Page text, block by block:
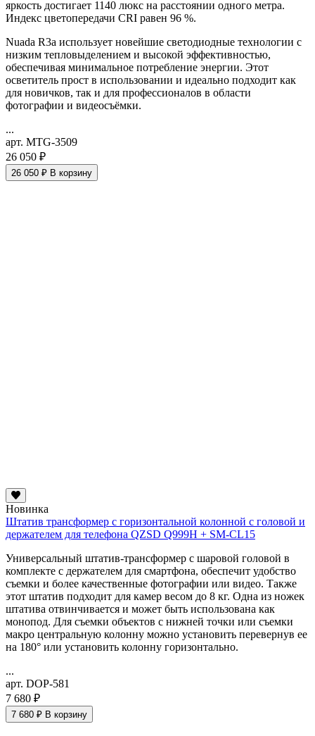
яркость достигает 1140 люкс на расстоянии одного метра.
Индекс цветопередачи CRI равен 96 %.
Nuada R3a использует новейшие светодиодные технологии с
низким тепловыделением и высокой эффективностью,
обеспечивая минимальное потребление энергии. Этот
осветитель прост в использовании и идеально подходит как
для новичков, так и для профессионалов в области
фотографии и видеосъёмки.
...
арт. MTG-3509
26 050 ₽
26 050 ₽ В корзину
Новинка
Штатив трансформер с горизонтальной колонной с головой и
держателем для телефона QZSD Q999H + SM-CL15
Универсальный штатив-трансформер с шаровой головой в
комплекте с держателем для смартфона, обеспечит удобство
съемки и более качественные фотографии или видео. Также
этот штатив подходит для камер весом до 8 кг. Одна из ножек
штатива отвинчивается и может быть использована как
монопод. Для съемки объектов с нижней точки или съемки
макро центральную колонну можно установить перевернув ее
на 180° или установить колонну горизонтально.
...
арт. DOP-581
7 680 ₽
7 680 ₽ В корзину